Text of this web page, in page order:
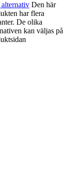
Den här
har flera
De olika
kan väljas på